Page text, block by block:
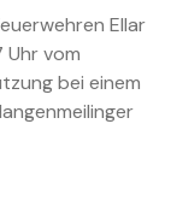
Ellar
Uhr vom
bei einem